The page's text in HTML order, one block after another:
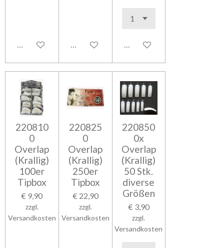
In den WarenkorbIn den WarenkorbIn den Warenkorb
220810
0
Overlap
(Krallig)
100er
Tipbox
€ 9,90
zzgl.
Versandkosten
220825
0
Overlap
(Krallig)
250er
Tipbox
€ 22,90
zzgl.
Versandkosten
220850
0x
Overlap
(Krallig)
50 Stk.
diverse
Größen
€ 3,90
zzgl.
Versandkosten